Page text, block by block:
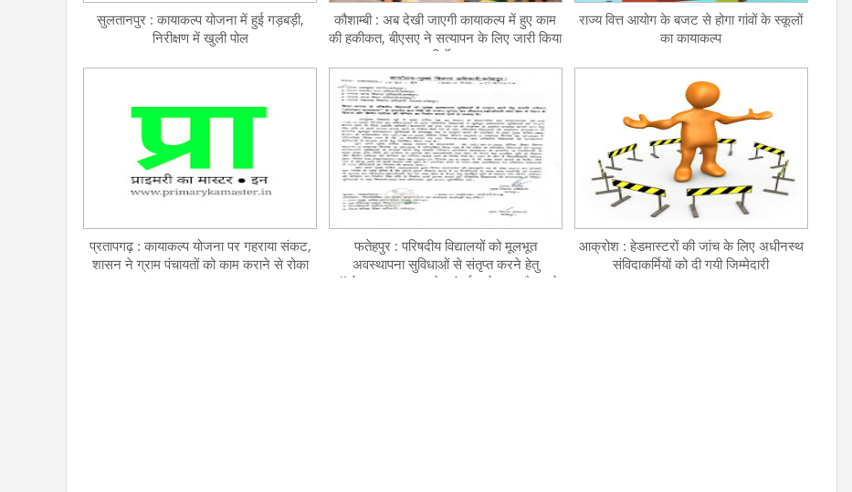
सुलतानपुर : कायाकल्प योजना में हुई गड़बड़ी,
निरीक्षण में खुली पोल
कौशाम्बी : अब देखी जाएगी कायाकल्प में हुए काम
की हकीकत, बीएसए ने सत्यापन के लिए जारी किया
निर्देश
राज्य वित्त आयोग के बजट से होगा गांवों के स्कूलों
का कायाकल्प
प्रतापगढ़ : कायाकल्प योजना पर गहराया संकट,
शासन ने ग्राम पंचायतों को काम कराने से रोका
फतेहपुर : परिषदीय विद्यालयों को मूलभूत
अवस्थापना सुविधाओं से संतृप्त करने हेतु
"ऑपरेशन कायाकल्प" के अंतर्गत खेल का मैदान के
आक्रोश : हेडमास्टरों की जांच के लिए अधीनस्थ
संविदाकर्मियों को दी गयी जिम्मेदारी